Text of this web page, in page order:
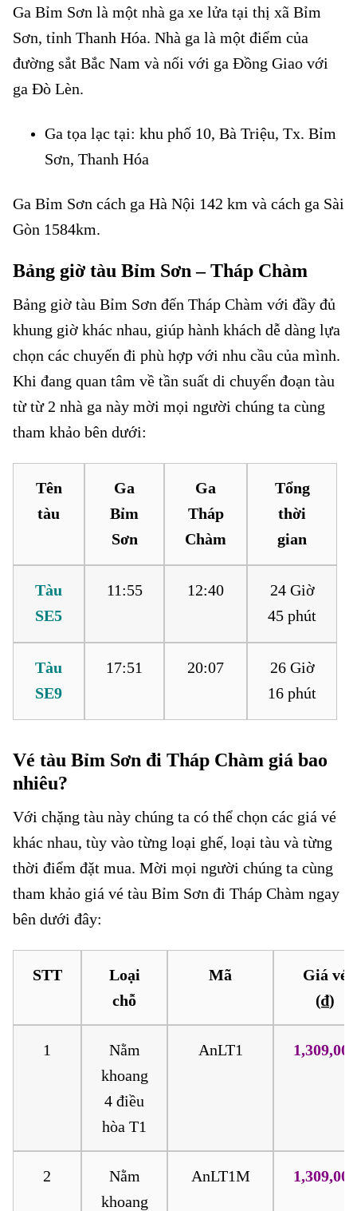
Ga Bỉm Sơn là một nhà ga xe lửa tại thị xã Bỉm
Sơn, tỉnh Thanh Hóa. Nhà ga là một điểm của
đường sắt Bắc Nam và nối với ga Đồng Giao với
ga Đò Lèn.
Ga tọa lạc tại: khu phố 10, Bà Triệu, Tx. Bỉm
Sơn, Thanh Hóa
Ga Bỉm Sơn cách ga Hà Nội 142 km và cách ga Sài
Gòn 1584km.
Bảng giờ tàu Bỉm Sơn – Tháp Chàm
Bảng giờ tàu Bỉm Sơn đến Tháp Chàm với đầy đủ
khung giờ khác nhau, giúp hành khách dễ dàng lựa
chọn các chuyến đi phù hợp với nhu cầu của mình.
Khi đang quan tâm về tần suất di chuyển đoạn tàu
từ từ 2 nhà ga này mời mọi người chúng ta cùng
tham khảo bên dưới:
Tên
tàu
Ga
Bỉm
Sơn
Ga
Tháp
Chàm
Tổng
thời
gian
Tàu
SE5
11:55 12:40
24 Giờ
45 phút
Tàu
SE9
17:51 20:07
26 Giờ
16 phút
Vé tàu Bỉm Sơn đi Tháp Chàm giá bao
nhiêu?
Với chặng tàu này chúng ta có thể chọn các giá vé
khác nhau, tùy vào từng loại ghế, loại tàu và từng
thời điểm đặt mua. Mời mọi người chúng ta cùng
tham khảo giá vé tàu Bỉm Sơn đi Tháp Chàm ngay
bên dưới đây:
STT
Loại
chỗ
Mã
Giá vé
(₫)
1
Nằm
khoang
4 điều
hòa T1
AnLT1 1,309,000
2
Nằm
khoang
AnLT1M 1,309,000